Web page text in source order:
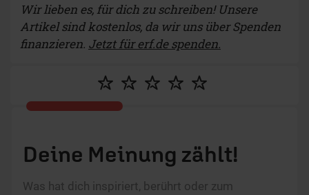
Wir lieben es, für dich zu schreiben! Unsere
Artikel sind kostenlos, da wir uns über Spenden
finanzieren. Jetzt für erf.de spenden.
Deine Meinung zählt!
Was hat dich inspiriert, berührt oder zum